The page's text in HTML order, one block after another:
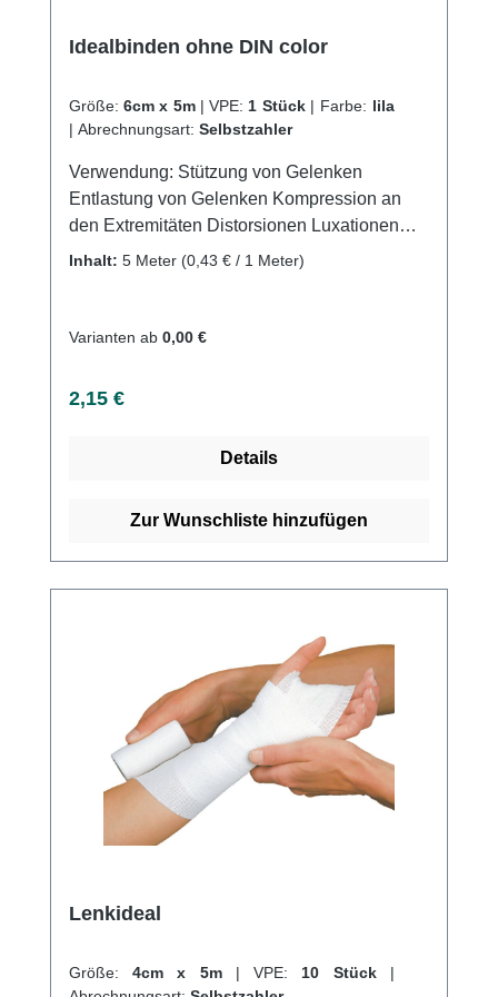
Idealbinden ohne DIN color
Größe: 6cm x 5m | VPE: 1 Stück | Farbe: lila
| Abrechnungsart: Selbstzahler
Verwendung: Stützung von Gelenken
Entlastung von Gelenken Kompression an
den Extremitäten Distorsionen Luxationen
Sportverletzungen Produktqualität:
Bindenhaftung durch hohen Baumwollanteil
60°CKaufen Sie jetzt Idealbinden ohne DIN
unserem schnellen Versand und unserem
Inhalt: 5 Meter (0,43 € / 1 Meter)
Varianten ab 0,00 €
Regulärer Preis:
2,15 €
Details
Zur Wunschliste hinzufügen
Lenkideal
Größe: 4cm x 5m | VPE: 10 Stück |